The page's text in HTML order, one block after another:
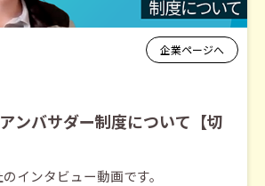
企業ページへ
アンバサダー制度について【切
インタビュー動画です。